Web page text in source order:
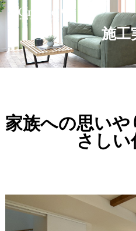
施工
家族への思い
さしい